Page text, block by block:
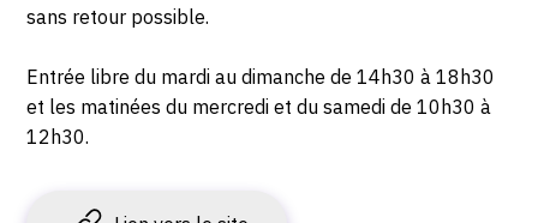
sans retour possible.
Entrée libre du mardi au dimanche de 14h30 à 18h30
et les matinées du mercredi et du samedi de 10h30 à
12h30.